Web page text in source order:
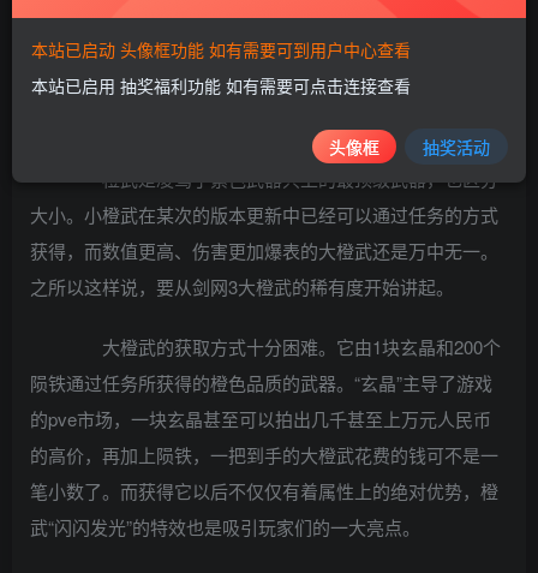
始说起。
橙武是凌驾于紫色武器只上的最顶级武器，也区分
大小。小橙武在某次的版本更新中已经可以通过任务的方式
获得，而数值更高、伤害更加爆表的大橙武还是万中无一。
之所以这样说，要从剑网3大橙武的稀有度开始讲起。
大橙武的获取方式十分困难。它由1块玄晶和200个
陨铁通过任务所获得的橙色品质的武器。“玄晶”主导了游戏
的pve市场，一块玄晶甚至可以拍出几千甚至上万元人民币
的高价，再加上陨铁，一把到手的大橙武花费的钱可不是一
笔小数了。而获得它以后不仅仅有着属性上的绝对优势，橙
武“闪闪发光”的特效也是吸引玩家们的一大亮点。
本站已启动 头像框功能 如有需要可到用户中心查看
本站已启用 抽奖福利功能 如有需要可点击连接查看
头像框 抽奖活动